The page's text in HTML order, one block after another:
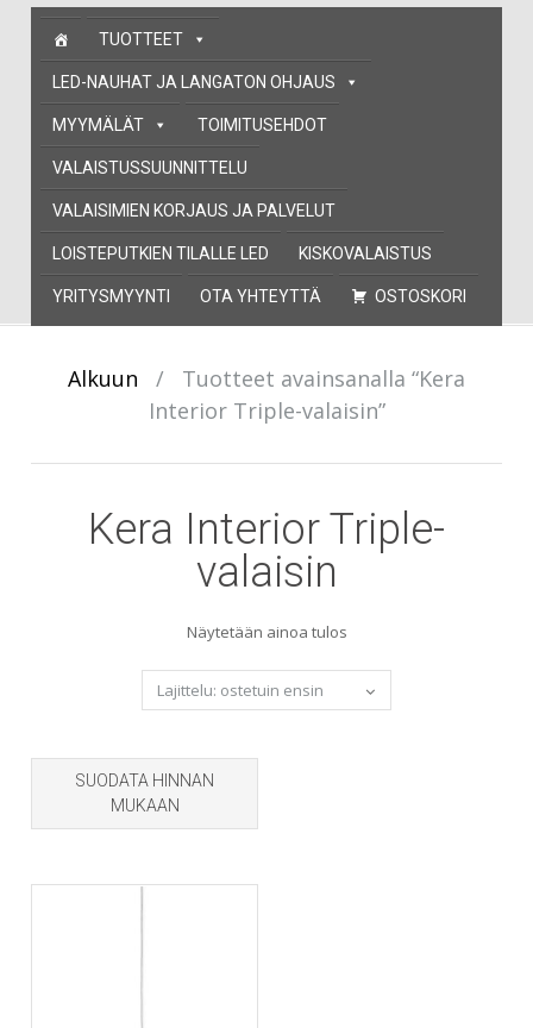
Skip
content
TUOTTEET
LED-NAUHAT JA LANGATON OHJAUS
MYYMÄLÄT TOIMITUSEHDOT
VALAISTUSSUUNNITTELU
VALAISIMIEN KORJAUS JA PALVELUT
LOISTEPUTKIEN TILALLE LED KISKOVALAISTUS
YRITYSMYYNTI OTA YHTEYTTÄ OSTOSKORI
Alkuun /
Tuotteet avainsanalla “Kera
Interior Triple-valaisin”
Kera Interior Triple-
valaisin
Näytetään ainoa tulos
SUODATA HINNAN
MUKAAN